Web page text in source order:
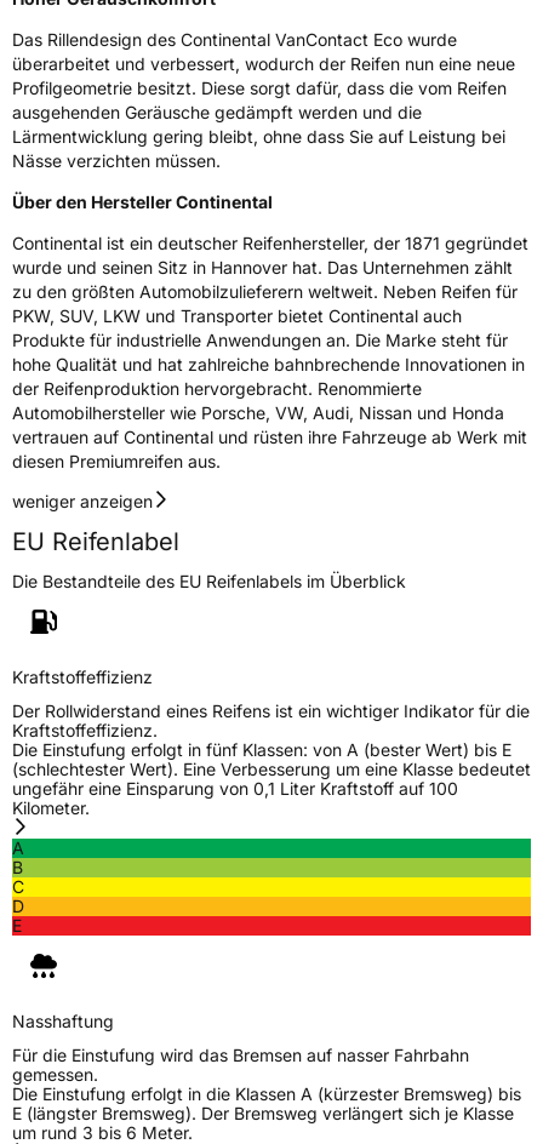
NasshaftungA
Rollgeräusch (Klasse)B
Rollgeräusch (dB)
72
FahrzeugklasseC2
3PMSF / Schneeflockensymbol / Alpine-SymbolNein
EisgripNein
EPREL ID481871
Allgemeine Produktsicherheit (GPSR)
HerstellerkontaktContinental Reifen Deutschland GmbH
Deutschland,
Das Rillendesign des Continental VanContact Eco wurde
überarbeitet und verbessert, wodurch der Reifen nun eine neue
Profilgeometrie besitzt. Diese sorgt dafür, dass die vom Reifen
ausgehenden Geräusche gedämpft werden und die
Lärmentwicklung gering bleibt, ohne dass Sie auf Leistung bei
Nässe verzichten müssen.
Über den Hersteller Continental
Continental ist ein deutscher Reifenhersteller, der 1871 gegründet
wurde und seinen Sitz in Hannover hat. Das Unternehmen zählt
zu den größten Automobilzulieferern weltweit. Neben Reifen für
PKW, SUV, LKW und Transporter bietet Continental auch
Produkte für industrielle Anwendungen an. Die Marke steht für
hohe Qualität und hat zahlreiche bahnbrechende Innovationen in
der Reifenproduktion hervorgebracht. Renommierte
Automobilhersteller wie Porsche, VW, Audi, Nissan und Honda
vertrauen auf Continental und rüsten ihre Fahrzeuge ab Werk mit
diesen Premiumreifen aus.
weniger anzeigen
EU Reifenlabel
Die Bestandteile des EU Reifenlabels im Überblick
Kraftstoffeffizienz
Der Rollwiderstand eines Reifens ist ein wichtiger Indikator für die
Kraftstoffeffizienz.
Die Einstufung erfolgt in fünf Klassen: von A (bester Wert) bis E
(schlechtester Wert). Eine Verbesserung um eine Klasse bedeutet
ungefähr eine Einsparung von 0,1 Liter Kraftstoff auf 100
Kilometer.
A
B
C
D
E
Nasshaftung
Für die Einstufung wird das Bremsen auf nasser Fahrbahn
gemessen.
Die Einstufung erfolgt in die Klassen A (kürzester Bremsweg) bis
E (längster Bremsweg). Der Bremsweg verlängert sich je Klasse
um rund 3 bis 6 Meter.